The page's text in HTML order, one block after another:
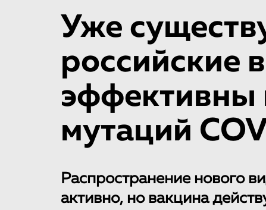
Уже
российские
эффективны
мутаций
Распространение нового
активно, но вакцина